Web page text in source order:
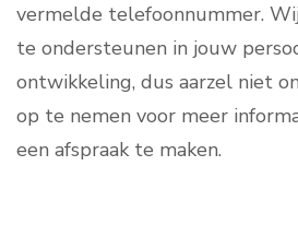
vermelde telefoonnummer.
te ondersteunen in jouw
ontwikkeling, dus aarzel niet
op te nemen voor meer
een afspraak te maken.